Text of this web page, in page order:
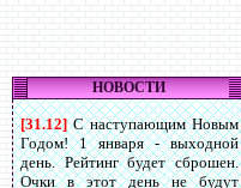
НОВОСТИ
[31.12]С наступающим Новым
Годом! 1 января - выходной
день. Рейтинг будет сброшен.
Очки в этот день не будут